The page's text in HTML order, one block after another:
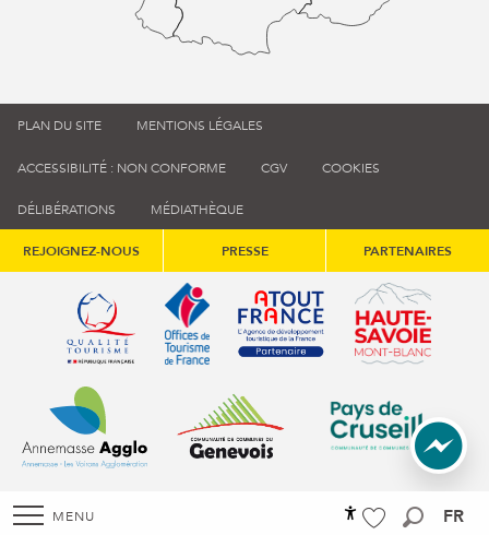
MENU
Accessibilité
FR
PLAN DU SITE MENTIONS LÉGALES
ACCESSIBILITÉ : NON CONFORME CGV COOKIES
DÉLIBÉRATIONS MÉDIATHÈQUE
REJOIGNEZ-NOUS PRESSE PARTENAIRES
Qualité tourisme (s'ouvre dans une nouvelle fenêtre)
Office de tourisme de France (s'ouvre
Atout France (s'ouvre dans
Annemasse Agglo (s'ouvre dans une nouvelle fenêtre)
Communauté de communes du
Communauté de